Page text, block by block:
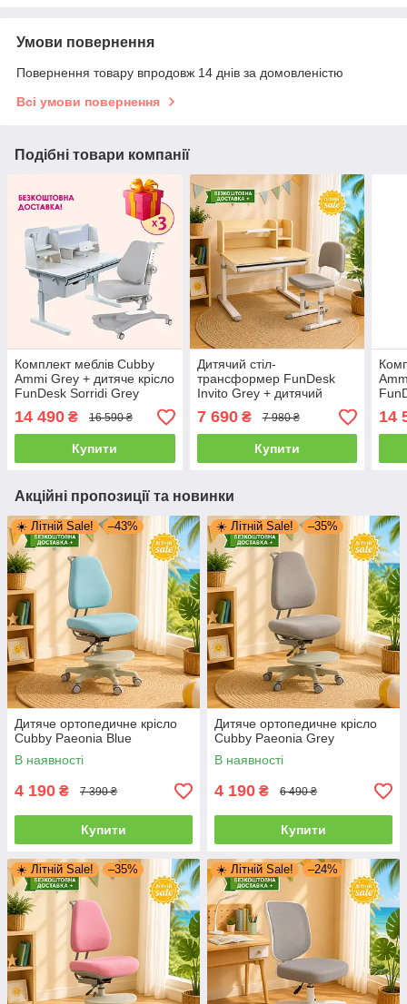
Умови повернення
Повернення товару впродовж 14 днів за домовленістю
Всі умови повернення
Подібні товари компанії
Комплект меблів Cubby
Ammi Grey + дитяче крісло
FunDesk Sorridi Grey
14 490 ₴ 16 590 ₴
Купити
Дитячий стіл-
трансформер FunDesk
Invito Grey + дитячий
Grey
7 690₴ 7 980 ₴
Купити
14
Акційні пропозиції та новинки
☀️ Літній Sale! –43%
Дитяче ортопедичне крісло
Cubby Paeonia Blue
В наявності
4 190 ₴ 7 390 ₴
Купити
☀️ Літній Sale! –35%
Дитяче ортопедичне крісло
Cubby Paeonia Grey
В наявності
4 190 ₴ 6 490 ₴
Купити
☀️ Літній Sale! –35% ☀️ Літній Sale! –24%